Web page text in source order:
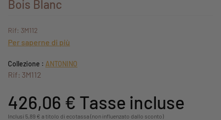
Bois Blanc
Rif: 3M112
Per saperne di più
Collezione : ANTONINO
Rif: 3M112
426,06 € Tasse incluse
Inclusi 5,89 € a titolo di ecotassa (non influenzato dallo sconto)